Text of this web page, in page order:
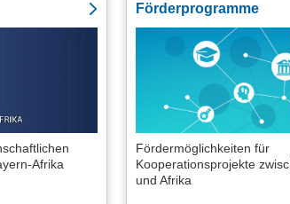
Afrika
Förderprogramme
Fördermöglichkeiten für
Kooperationsprojekte
und Afrika